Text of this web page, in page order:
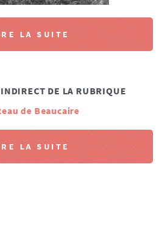
LA SUITE
DE LA RUBRIQUE
de Beaucaire
LA SUITE